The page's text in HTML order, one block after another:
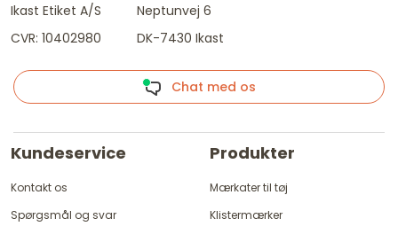
Ikast Etiket A/S
CVR: 10402980
Neptunvej 6
DK-7430 Ikast
Chat med os
Kundeservice
Kontakt os
Spørgsmål og svar
Produkter
Mærkater til tøj
Klistermærker